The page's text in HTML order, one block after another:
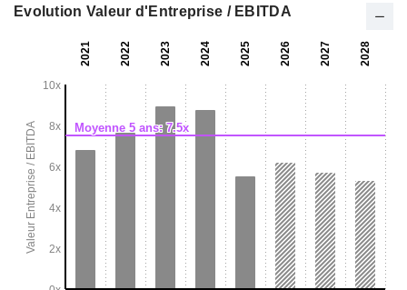
Evolution Valeur d'Entreprise / EBITDA